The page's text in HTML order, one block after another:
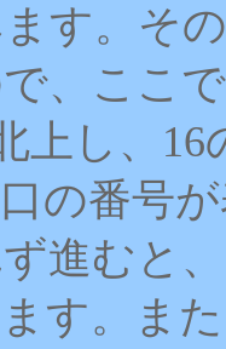
す。そ
、ここ
上し、
の番号
進むと
す。ま